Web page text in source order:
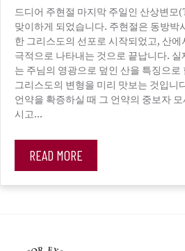
드디어 주현절 마지막 주일인 산상변
맞이하게 되었습니다. 주현절은 동방박
한 그리스도의 선포로 시작되었고, 산
극적으로 나타내는 것으로 끝납니다.
는 주님의 영광으로 덮인 산을 특징으
그리스도의 변형을 미리 맛보는 것입니
언약을 확증하실 때 그 언약의 중보자
시고…
READ MORE